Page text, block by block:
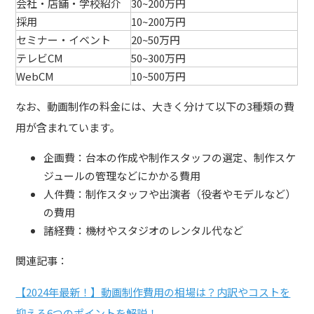
会社・店舗・学校紹介
30~200万円
採用
10~200万円
セミナー・イベント
20~50万円
テレビCM
50~300万円
WebCM
10~500万円
なお、動画制作の料金には、大きく分けて以下の3種類の費
用が含まれています。
企画費：台本の作成や制作スタッフの選定、制作スケ
ジュールの管理などにかかる費用
人件費：制作スタッフや出演者（役者やモデルなど）
の費用
諸経費：機材やスタジオのレンタル代など
関連記事：
【2024年最新！】動画制作費用の相場は？内訳やコストを